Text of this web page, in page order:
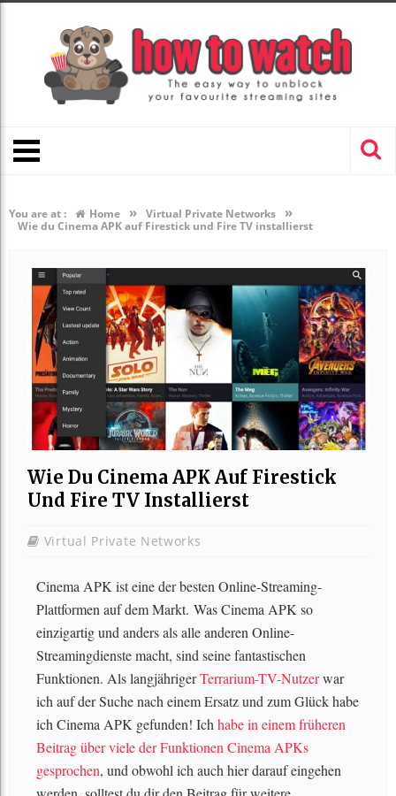
You are at : Home » Virtual Private Networks »
Wie du Cinema APK auf Firestick und Fire TV installierst
Wie Du Cinema APK Auf Firestick
Und Fire TV Installierst
Virtual Private Networks
Cinema APK ist eine der besten Online-Streaming-
Plattformen auf dem Markt. Was Cinema APK so
einzigartig und anders als alle anderen Online-
Streamingdienste macht, sind seine fantastischen
Funktionen. Als langjährigerTerrarium-TV-Nutzerwar
ich auf der Suche nach einem Ersatz und zum Glück habe
ich Cinema APK gefunden! Ich habe in einem früheren
Beitrag über viele der Funktionen Cinema APKs
gesprochen, und obwohl ich auch hier darauf eingehen